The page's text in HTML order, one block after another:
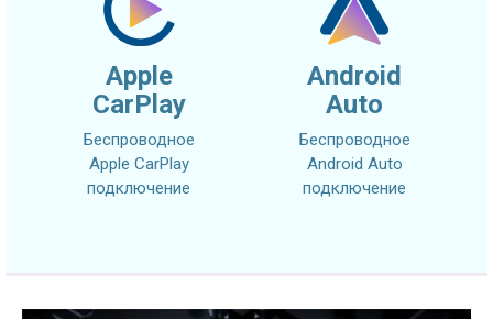
Apple
CarPlay
Беспроводное
Apple CarPlay
подключение
Android
Auto
Беспроводное
Android Auto
подключение